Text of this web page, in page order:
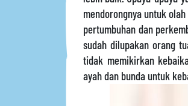
mendorongnya untuk
pertumbuhan dan
sudah dilupakan orang
tidak memikirkan
ayah dan bunda untuk